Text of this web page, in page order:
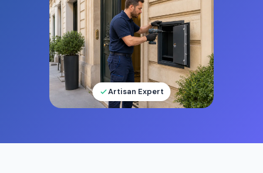
Artisan Expert